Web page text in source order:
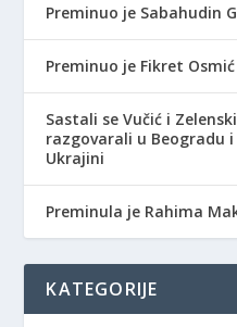
Preminuo je Sabahudin
Preminuo je Fikret Osmić
Sastali se Vučić i
razgovarali u Beogradu
Ukrajini
Preminula je Rahima
KATEGORIJE